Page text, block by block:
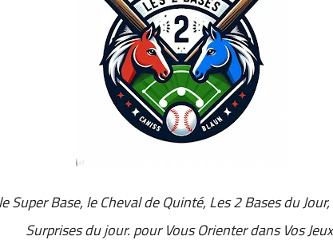
Super Base, le Cheval de Quinté, Les 2 Bases du
Surprises du jour. pour Vous Orienter dans Vos